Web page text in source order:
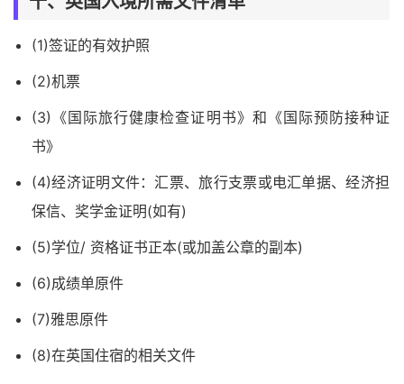
(1)签证的有效护照
(2)机票
(3)《国际旅行健康检查证明书》和《国际预防接种证
书》
(4)经济证明文件：汇票、旅行支票或电汇单据、经济担
保信、奖学金证明(如有)
(5)学位/ 资格证书正本(或加盖公章的副本)
(6)成绩单原件
(7)雅思原件
(8)在英国住宿的相关文件